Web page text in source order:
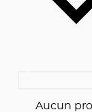
Aucun